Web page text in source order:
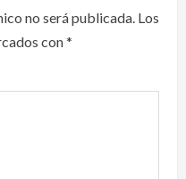
no será publicada. Los
con*